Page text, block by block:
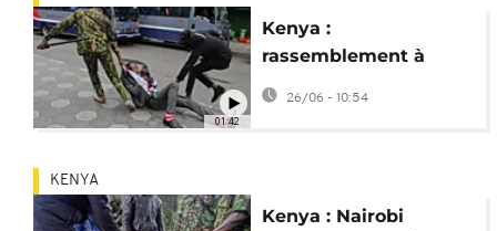
01:42
Kenya :
rassemblement à
Nairobi pour les 2 ans
du soulèvement de la
26/06 - 10:54
KENYA
Kenya : Nairobi